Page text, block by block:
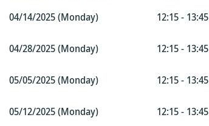
04/14/2025 (Monday)
12:15 - 13:45
04/28/2025 (Monday)
12:15 - 13:45
05/05/2025 (Monday)
12:15 - 13:45
05/12/2025 (Monday)
12:15 - 13:45